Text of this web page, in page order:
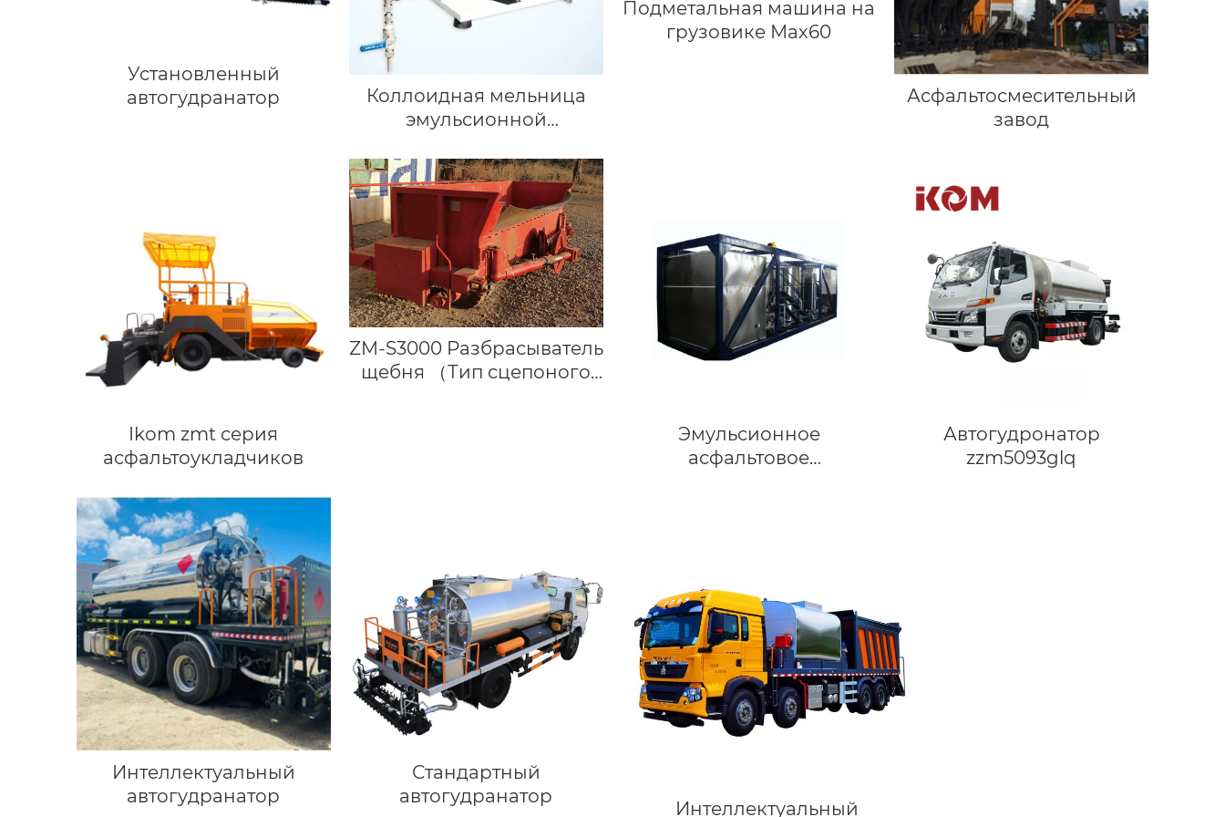
Установленный
автогудранатор
Коллоидная мельница
эмульсионной
Подметальная машина на
грузовике Мах60
Асфальтосмесительный
завод
Ikom zmt серия
асфальтоукладчиков
ZM-S3000 Разбрасыватель
щебня （Тип сцепоного
Эмульсионное
асфальтовое
Автогудронатор
zzm5093glq
Интеллектуальный
автогудранатор
Стандартный
автогудранатор
Интеллектуальный